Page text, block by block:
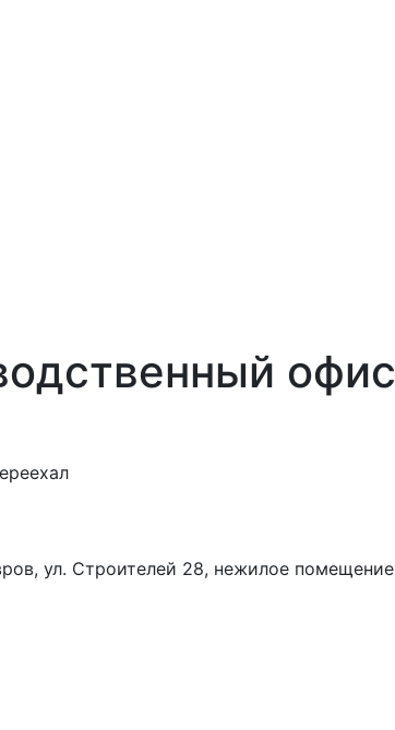
ул. Строителей 28, нежилое